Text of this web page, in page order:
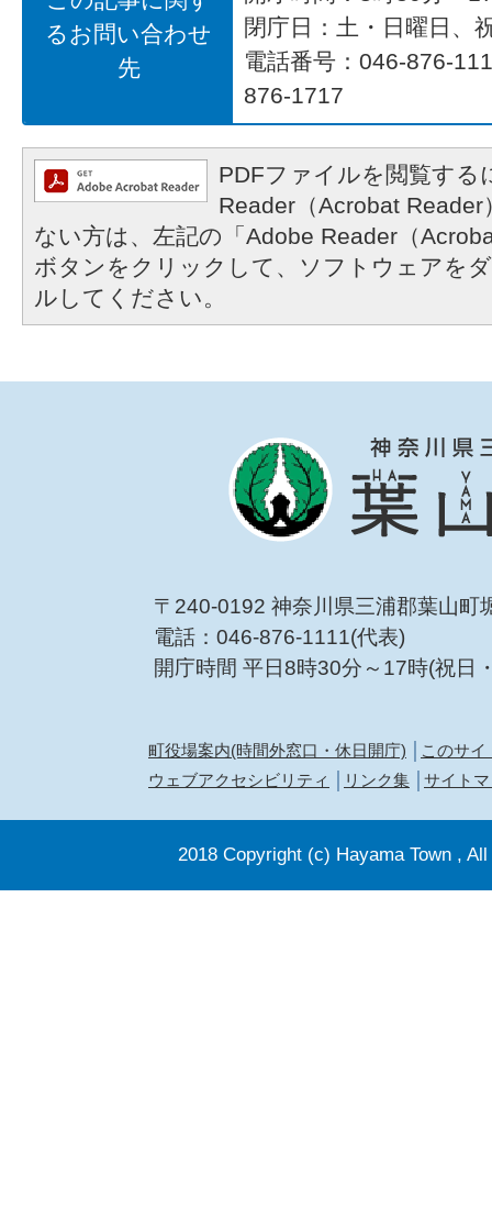
るお問い合わせ
先
閉庁日：土・日曜日、
電話番号：046-876-
876-1717
PDFファイルを閲覧する
Reader（Acrobat
ない方は、左記の「Adobe Reader（
ボタンをクリックして、ソフトウェアを
ルしてください。
〒240-0192 神奈川県三浦郡葉山町
電話：046-876-1111(代表)
開庁時間 平日8時30分～17時(祝日
町役場案内(時間外窓口・休日開庁)
このサイ
ウェブアクセシビリティ
リンク集 サイト
2018 Copyright (c) Hayama Town ,